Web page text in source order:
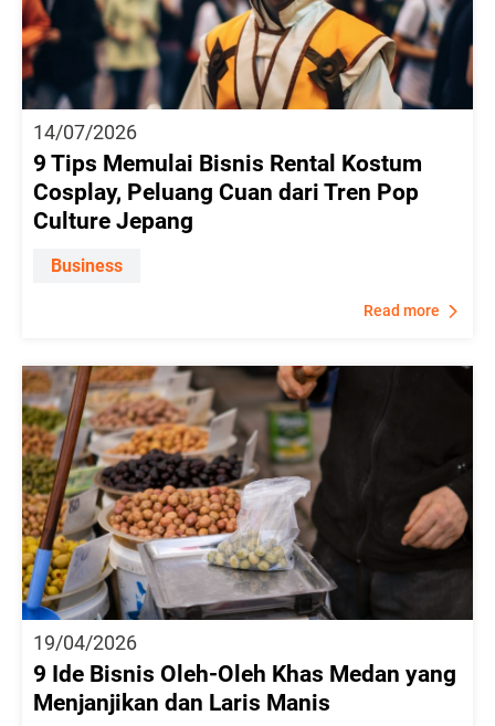
14/07/2026
9 Tips Memulai Bisnis Rental Kostum
Cosplay, Peluang Cuan dari Tren Pop
Culture Jepang
Business
Read more
19/04/2026
9 Ide Bisnis Oleh-Oleh Khas Medan yang
Menjanjikan dan Laris Manis